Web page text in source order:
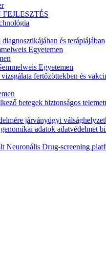
FEJLESZTÉS
és terápiájában
Egyetemen
Egyetemen
fertőzöttekben és
betegek biztonságos
járványügyi
adatok adatvédelmet
Drug-screening